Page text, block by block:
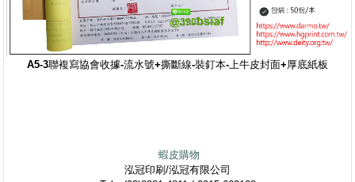
A5-3聯複寫協會收據-流水號+撕斷線-裝釘本-上牛皮封面+厚底紙板
蝦皮購物
泓冠印刷/泓冠有限公司